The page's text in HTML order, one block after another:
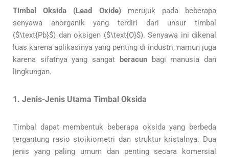
Timbal Oksida (Lead Oxide)merujuk pada beberapa
senyawa anorganik yang terdiri dari unsur timbal
($\text{Pb}$) dan oksigen ($\text{O}$). Senyawa ini dikenal
luas karena aplikasinya yang penting di industri, namun juga
karena sifatnya yang sangat
beracunbagi manusia dan
lingkungan.
1. Jenis-Jenis Utama Timbal Oksida
Timbal dapat membentuk beberapa oksida yang berbeda
tergantung rasio stoikiometri dan struktur kristalnya. Dua
jenis yang paling umum dan penting secara komersial